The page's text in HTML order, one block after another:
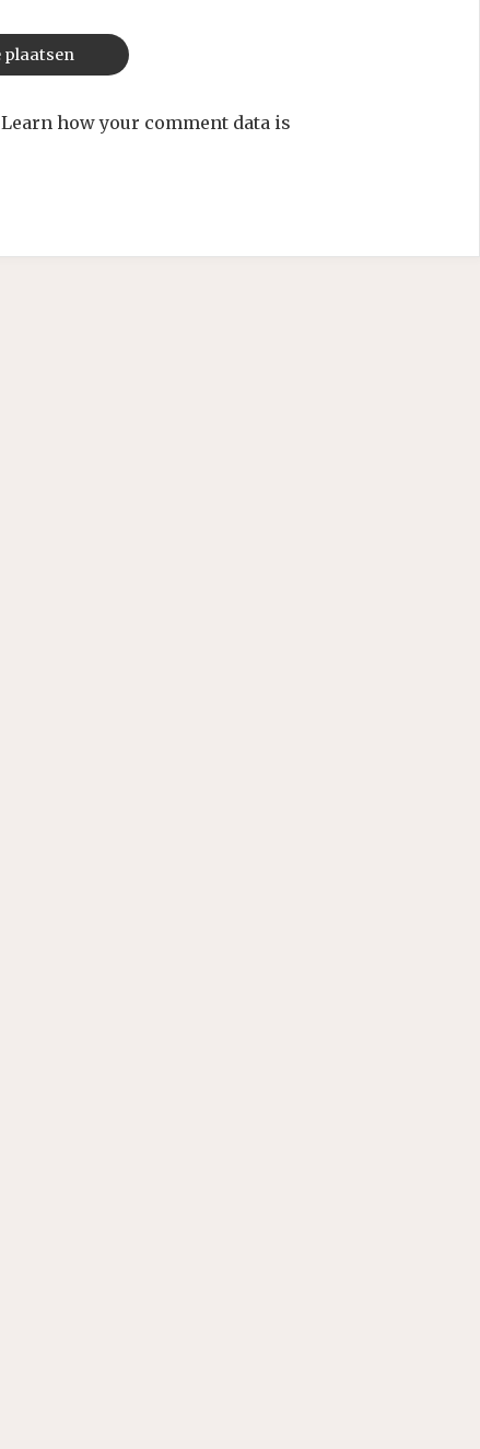
Learn how your comment data is